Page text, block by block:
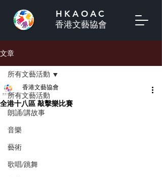
HKAOAC
香港文藝協會
文章
所有文藝活動
朗誦/講故事
音樂
藝術
歌唱/跳舞
所有文藝活動
全港十八區 敲擊樂比賽
香港文藝協會